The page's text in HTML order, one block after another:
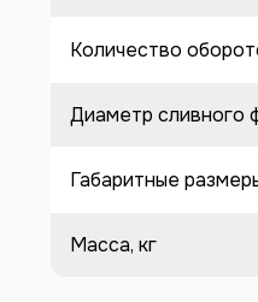
Количество
Диаметр сливного
Габаритные
Масса, кг